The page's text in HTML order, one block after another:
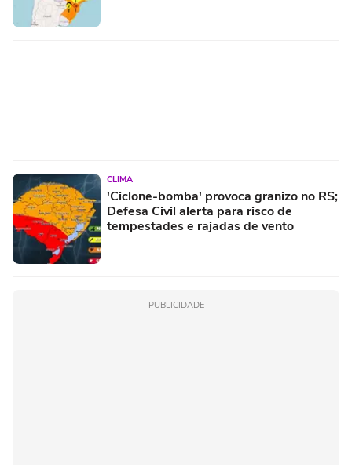
CLIMA
'Ciclone-bomba' provoca granizo no RS;
Defesa Civil alerta para risco de
tempestades e rajadas de vento
PUBLICIDADE